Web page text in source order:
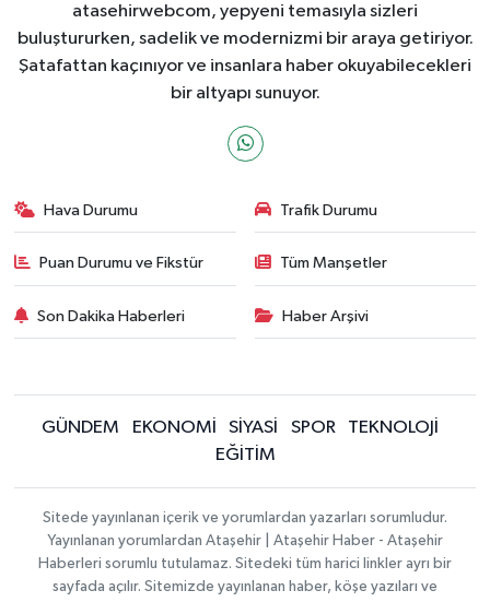
atasehirwebcom, yepyeni temasıyla sizleri
buluştururken, sadelik ve modernizmi bir araya getiriyor.
Şatafattan kaçınıyor ve insanlara haber okuyabilecekleri
bir altyapı sunuyor.
Hava Durumu Trafik Durumu
Puan Durumu ve Fikstür Tüm Manşetler
Son Dakika Haberleri Haber Arşivi
GÜNDEM EKONOMİ SİYASİ SPOR
TEKNOLOJİ
EĞİTİM
Sitede yayınlanan içerik ve yorumlardan yazarları sorumludur.
Yayınlanan yorumlardan Ataşehir | Ataşehir Haber - Ataşehir
Haberleri sorumlu tutulamaz. Sitedeki tüm harici linkler ayrı bir
sayfada açılır. Sitemizde yayınlanan haber, köşe yazıları ve